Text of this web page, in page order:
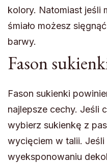
kolory. Natomiast jeśli
śmiało możesz
barwy.
Fason
Fason sukienki
najlepsze cechy. Jeśli
wybierz sukienkę z
wycięciem w talii. Jeśli
wyeksponowaniu